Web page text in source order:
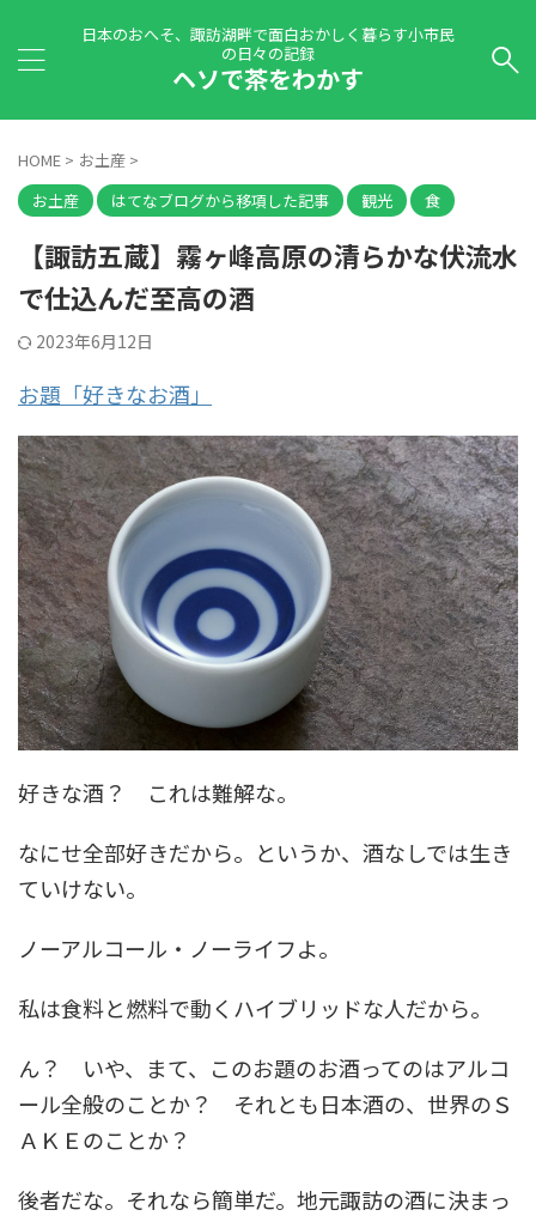
日本のおへそ、諏訪湖畔で面白おかしく暮らす小市民
の日々の記録
ヘソで茶をわかす
HOME > お土産 >
お土産
はてなブログから移項した記事 観光 食
【諏訪五蔵】霧ヶ峰高原の清らかな伏流水
で仕込んだ至高の酒
2023年6月12日
お題「好きなお酒」
好きな酒？ これは難解な。
なにせ全部好きだから。というか、酒なしでは生き
ていけない。
ノーアルコール・ノーライフよ。
私は食料と燃料で動くハイブリッドな人だから。
ん？ いや、まて、このお題のお酒ってのはアルコ
ール全般のことか？ それとも日本酒の、世界のＳ
ＡＫＥのことか？
後者だな。それなら簡単だ。地元諏訪の酒に決まっ